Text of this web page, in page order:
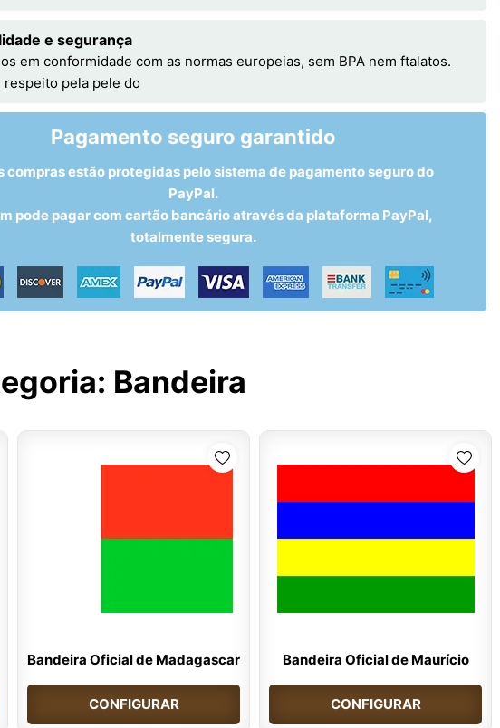
e segurança
em conformidade com as normas europeias, sem BPA nem ftalatos.
respeito pela pele do
Pagamento seguro garantido
compras estão protegidas pelo sistema de pagamento seguro do
PayPal.
pode pagar com cartão bancário através da plataforma PayPal,
totalmente segura.
Bandeira
Bandeira Oficial de Madagascar
CONFIGURAR
Bandeira Oficial de Maurício
CONFIGURAR